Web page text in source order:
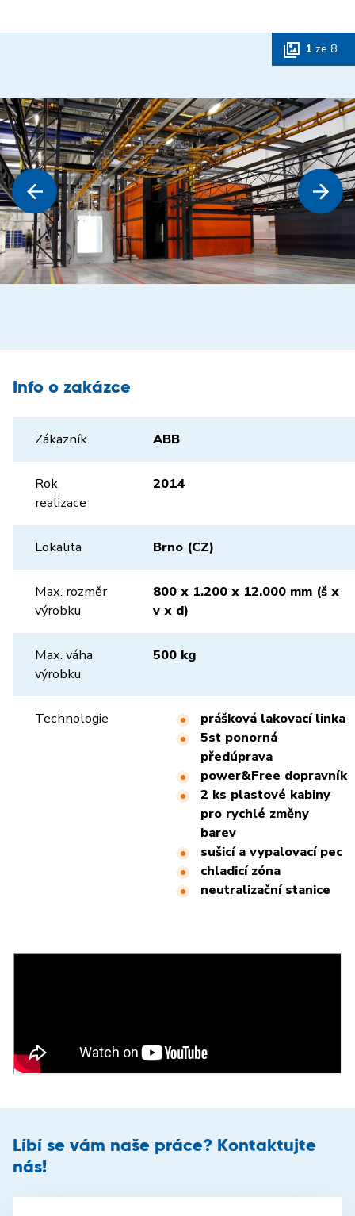
1 ze 8
Info o zakázce
Zákazník ABB
Rok
realizace
2014
Lokalita Brno (CZ)
Max. rozměr
výrobku
800 x 1.200 x 12.000 mm (š x
v x d)
Max. váha
výrobku
500 kg
Technologie
prášková lakovací linka
5st ponorná
předúprava
power&Free dopravník
2 ks plastové kabiny
pro rychlé změny
barev
sušicí a vypalovací pec
chladicí zóna
neutralizační stanice
Líbí se vám naše práce? Kontaktujte
nás!